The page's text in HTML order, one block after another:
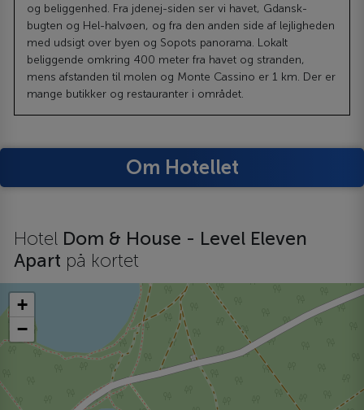
og beliggenhed. Fra jdenej-siden ser vi havet, Gdansk-
bugten og Hel-halvøen, og fra den anden side af lejligheden
med udsigt over byen og Sopots panorama. Lokalt
beliggende omkring 400 meter fra havet og stranden,
mens afstanden til molen og Monte Cassino er 1 km. Der er
mange butikker og restauranter i området.
Om Hotellet
Hotel Dom & House - Level Eleven
Apart på kortet
+
−